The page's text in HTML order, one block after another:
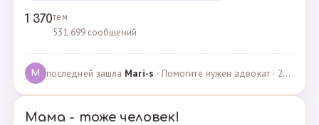
1 370тем
531 699 сообщений
M последней зашла Mari-s · Помогите нужен адвокат · 24.04.2025
Мама - тоже человек!